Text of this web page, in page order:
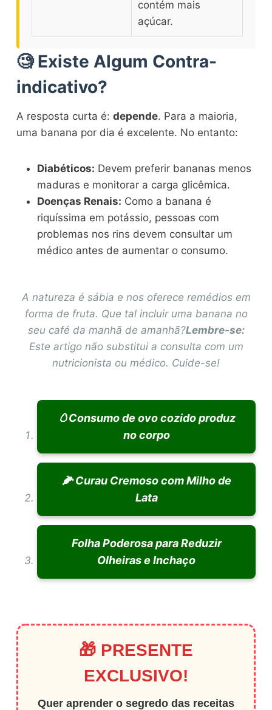
contém mais
açúcar.
🧐 Existe Algum Contra-
indicativo?
A resposta curta é:depende. Para a maioria,
uma banana por dia é excelente. No entanto:
Diabéticos: Devem preferir bananas menos
maduras e monitorar a carga glicêmica.
Doenças Renais: Como a banana é
riquíssima em potássio, pessoas com
problemas nos rins devem consultar um
médico antes de aumentar o consumo.
A natureza é sábia e nos oferece remédios em
forma de fruta. Que tal incluir uma banana no
seu café da manhã de amanhã?Lembre-se:
Este artigo não substitui a consulta com um
nutricionista ou médico. Cuide-se!
🥚Consumo de ovo cozido produz
no corpo
🌽 Curau Cremoso com Milho de
Lata
Folha Poderosa para Reduzir
Olheiras e Inchaço
🎁 PRESENTE
EXCLUSIVO!
Quer aprender o segredo das receitas